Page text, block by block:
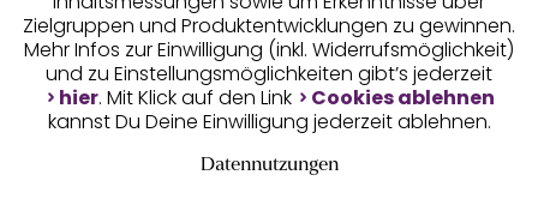
Unsere Apps
Zielgruppen und Produktentwicklungen zu gewinnen.
Mehr Infos zur Einwilligung (inkl. Widerrufsmöglichkeit)
und zu Einstellungsmöglichkeiten gibt’s jederzeit
hier. Mit Klick auf den Link
Cookies ablehnen
kannst Du Deine Einwilligung jederzeit ablehnen.
Datennutzungen